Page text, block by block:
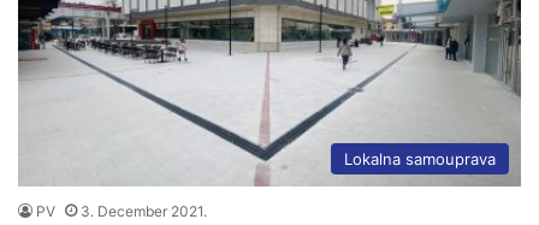
Lokalna samouprava
PV 3. December 2021.